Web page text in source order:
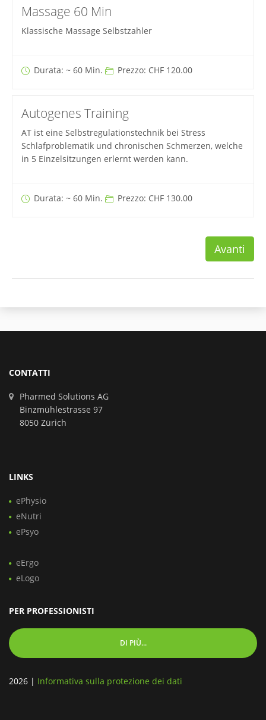
Massage 60 Min
Klassische Massage Selbstzahler
Durata: ~ 60 Min. Prezzo: CHF 120.00
Autogenes Training
AT ist eine Selbstregulationstechnik bei Stress
Schlafproblematik und chronischen Schmerzen, welche
in 5 Einzelsitzungen erlernt werden kann.
Durata: ~ 60 Min. Prezzo: CHF 130.00
Avanti
CONTATTI
Pharmed Solutions AG
Binzmühlestrasse 97
8050 Zürich
LINKS
ePhysio
eNutri
ePsyo
eErgo
eLogo
PER PROFESSIONISTI
DI PIÙ...
2026 | Informativa sulla protezione dei dati